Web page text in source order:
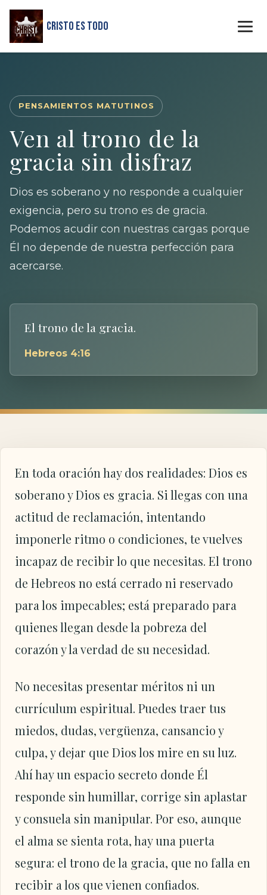
Cristo Es Todo
PENSAMIENTOS MATUTINOS
Ven al trono de la
gracia sin disfraz
Dios es soberano y no responde a cualquier
exigencia, pero su trono es de gracia.
Podemos acudir con nuestras cargas porque
Él no depende de nuestra perfección para
acercarse.
El trono de la gracia.
Hebreos 4:16
En toda oración hay dos realidades: Dios es
soberano y Dios es gracia. Si llegas con una
actitud de reclamación, intentando
imponerle ritmo o condiciones, te vuelves
incapaz de recibir lo que necesitas. El trono
de Hebreos no está cerrado ni reservado
para los impecables; está preparado para
quienes llegan desde la pobreza del
corazón y la verdad de su necesidad.
No necesitas presentar méritos ni un
currículum espiritual. Puedes traer tus
miedos, dudas, vergüenza, cansancio y
culpa, y dejar que Dios los mire en su luz.
Ahí hay un espacio secreto donde Él
responde sin humillar, corrige sin aplastar
y consuela sin manipular. Por eso, aunque
el alma se sienta rota, hay una puerta
segura: el trono de la gracia, que no falla en
recibir a los que vienen confiados.